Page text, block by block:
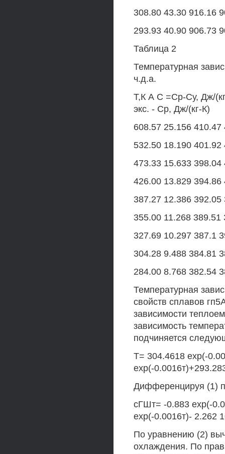
308.80 43.30 916.16
293.93 40.90 906.73
Таблица 2
Температурная
ч.д.а.
Т,К А С =Ср-Су, Дж/
экс. - Ср, Дж/(кг-К)
608.57 25.156 410.47
532.50 18.190 401.92
473.33 15.633 398.04
426.00 13.829 394.86
387.27 12.386 392.05
355.00 11.268 389.51
327.69 10.297 387.1
304.28 9.488 384.81
284.00 8.768 382.54
Температурная
свойств сплавов
зависимости
зависимость
подчиняется
Т= 304.4618 ехр(-
ехр(-
Дифференцируя (1)
сГШт= -0.883 ехр(-
ехр(-0.0016т)- 2.262
По уравнению (2)
охлаждения. По